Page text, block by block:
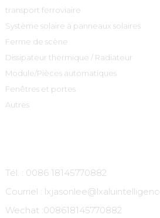
transport ferroviaire
Système solaire à panneaux solaires
Ferme de scène
Dissipateur thermique / Radiateur
Module/Pièces automatiques
Fenêtres et portes
Autres
Tél. : 0086 18145770882
Courriel :
Wechat :008618145770882